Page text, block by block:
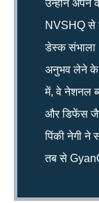
उन्होंने अपने
NVSHQ से
डेस्क
अनुभव लेने के
में, वे नेशनल
और डिफेंस जैसे
पिंकी नेगी ने
तब से